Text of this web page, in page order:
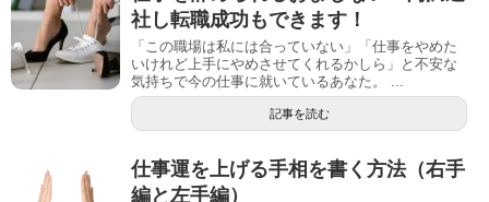
社し転職成功もできます！
「この職場は私には合っていない」「仕事をやめた
いけれど上手にやめさせてくれるかしら」と不安な
気持ちで今の仕事に就いているあなた。 ...
記事を読む
仕事運を上げる手相を書く方法（右手
編と左手編）